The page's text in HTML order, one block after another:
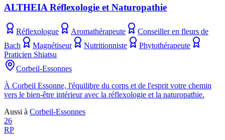
ALTHEIA Réflexologie et Naturopathie
Réflexologue Aromathérapeute
Conseiller en fleurs de
Bach
Magnétiseur Nutritionniste
Phytothérapeute
Praticien Shiatsu
Corbeil-Essonnes
À Corbeil Essonne, l'équilibre du corps et de l'esprit votre chemin
vers le bien-être intérieur avec la réflexologie et la naturopathie.
Aussi à Corbeil-Essonnes
26
RP